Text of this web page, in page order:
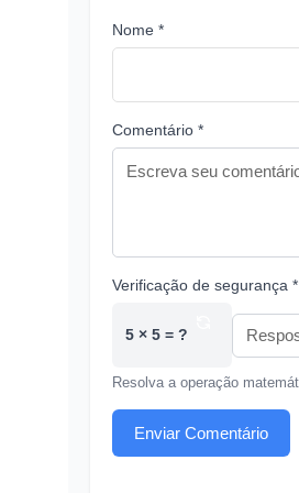
Nome *
Comentário *
Verificação de segurança *
5 × 5 = ?
Resolva a operação
Enviar Comentário